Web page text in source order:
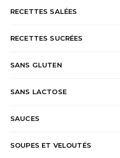
RECETTES SALÉES
RECETTES SUCRÉES
SANS GLUTEN
SANS LACTOSE
SAUCES
SOUPES ET VELOUTÉS